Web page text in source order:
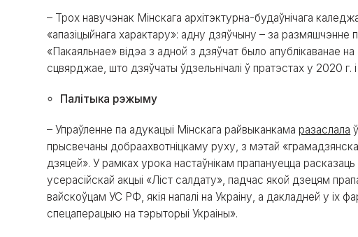
– Трох навучэнак Мінскага архітэктурна-будаўнічага
«апазіцыйнага характару»: адну дзяўчыну– за размяшчэнне
«Пакаяльнае» відэа з адной з дзяўчат было апублікаванае
сцвярджае, што дзяўчаты ўдзельнічалі ў пратэстах у 2020
Палітыка рэжыму
– Упраўленне па адукацыі Мінскага райвыканкамаразаслала
прысвечаны добраахвотніцкаму руху, з мэтай
дзяцей». У рамках урока настаўнікам прапануецца
усерасійскай акцыі «Ліст салдату», падчас якой дзецям
вайскоўцам УС РФ, якія напалі на Украіну, а дакладней у іх
спецаперацыю на тэрыторыі Украіны».